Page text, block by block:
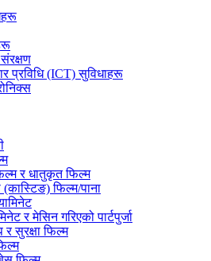
प्रविधि (ICT) सुविधाहरू
र धातुकृत फिल्म
(कास्टिङ) फिल्म/पाना
र मेसिन गरिएको पार्टपुर्जा
र सुरक्षा फिल्म